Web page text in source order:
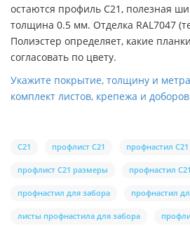
остаются профиль C21, полезная
толщина 0.5 мм. Отделка RAL7047
Полиэстер определяет, какие
согласовать по цвету.
Укажите покрытие, толщину и
комплект листов, крепежа и
С21 профлист С21 профнастил С21
профлист С21 размеры профнастил
профнастил для забора профнастил
листы профнастила для забора